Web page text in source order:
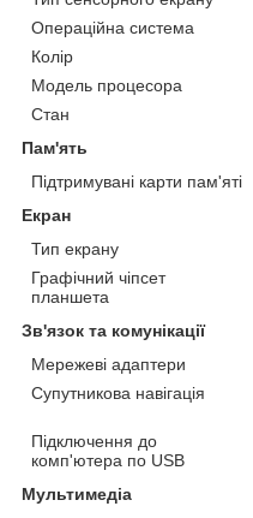
Операційна система
Колір
Модель процесора
Стан
Пам'ять
Підтримувані карти пам'яті
Екран
Тип екрану
Графічний чіпсет
планшета
Зв'язок та комунікації
Мережеві адаптери
Супутникова навігація
Підключення до
комп'ютера по USB
Мультимедіа